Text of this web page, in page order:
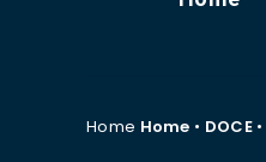
Home Home • DOCE•